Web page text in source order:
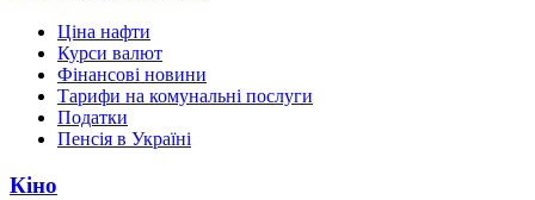
Ціна нафти
Курси валют
Фінансові новини
Тарифи на комунальні послуги
Податки
Пенсія в Україні
Кіно